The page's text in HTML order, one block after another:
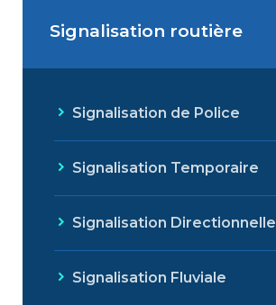
Signalisation routière
Signalisation de Police
Signalisation Temporaire
Signalisation Directionnelle
Signalisation Fluviale